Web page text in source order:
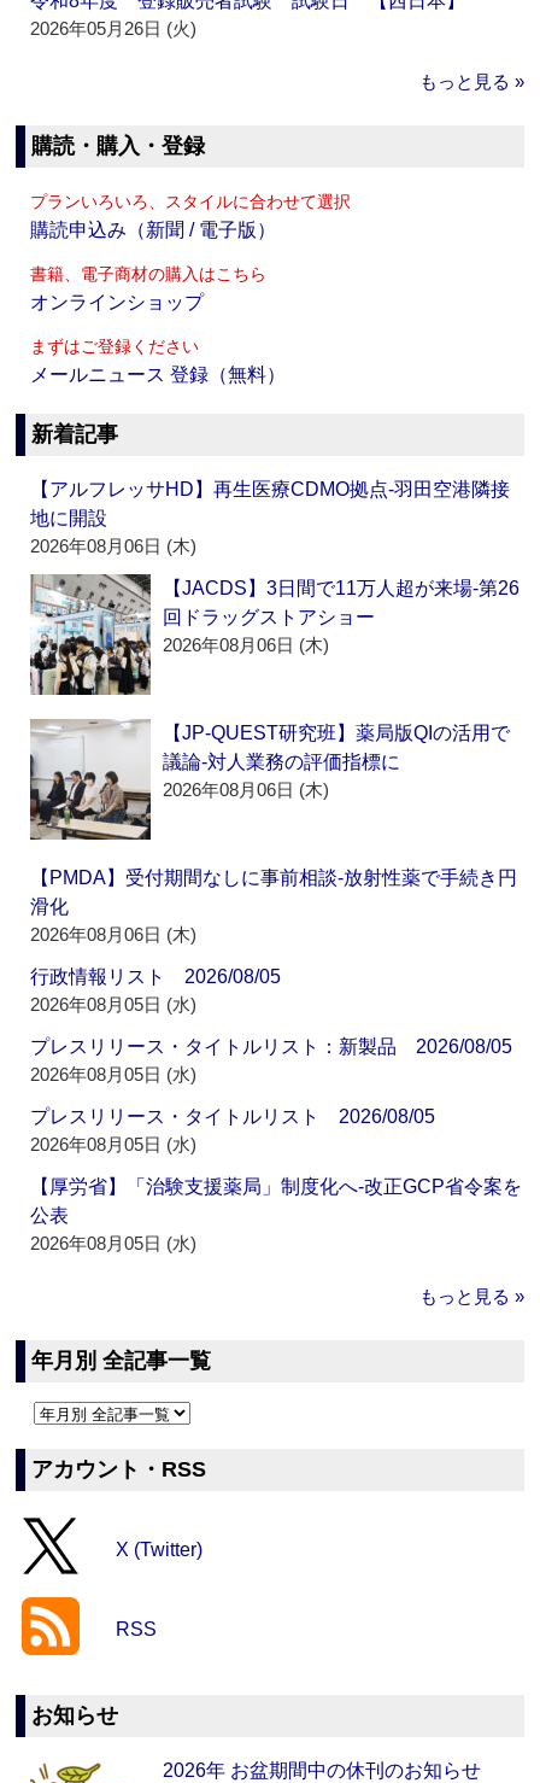
2026年05月26日 (火)
もっと見る »
購読・購入・登録
プランいろいろ、スタイルに合わせて選択
購読申込み（新聞 / 電子版）
書籍、電子商材の購入はこちら
オンラインショップ
まずはご登録ください
メールニュース 登録（無料）
新着記事
【アルフレッサHD】再生医療CDMO拠点‐羽田空港隣接
地に開設
2026年08月06日 (木)
【JACDS】3日間で11万人超が来場‐第26
回ドラッグストアショー
2026年08月06日 (木)
【JP-QUEST研究班】薬局版QIの活用で
議論‐対人業務の評価指標に
2026年08月06日 (木)
【PMDA】受付期間なしに事前相談‐放射性薬で手続き円
滑化
2026年08月06日 (木)
行政情報リスト 2026/08/05
2026年08月05日 (水)
プレスリリース・タイトルリスト：新製品 2026/08/05
2026年08月05日 (水)
プレスリリース・タイトルリスト 2026/08/05
2026年08月05日 (水)
【厚労省】「治験支援薬局」制度化へ‐改正GCP省令案を
公表
2026年08月05日 (水)
もっと見る »
年月別 全記事一覧
アカウント・RSS
X (Twitter)
RSS
お知らせ
2026年 お盆期間中の休刊のお知らせ